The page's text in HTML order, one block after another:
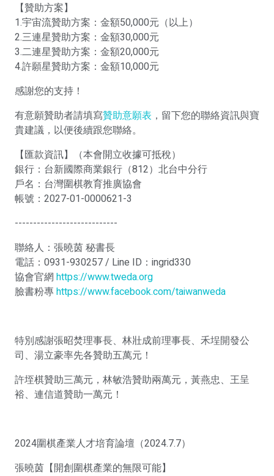
【贊助方案】
1.宇宙流贊助方案：金額50,000元（以上）
2.三連星贊助方案：金額30,000元
3.二連星贊助方案：金額20,000元
4.許願星贊助方案：金額10,000元
感謝您的支持！
有意願贊助者請填寫贊助意願表 ，留下您的聯絡資訊與寶
貴建議，以便後續跟您聯絡。
【匯款資訊】（本會開立收據可抵稅）
銀行：台新國際商業銀行（812）北台中分行
戶名：台灣圍棋教育推廣協會
帳號：2027-01-0000621-3
----------------------------
聯絡人：張曉茵 秘書長
電話：0931-930257 / Line ID：ingrid330
協會官網 https://www.tweda.org
臉書粉專 https://www.facebook.com/taiwanweda
特別感謝張昭焚理事長、林壯成前理事長、禾埕開發公
司、湯立豪率先各贊助五萬元！
許垤棋贊助三萬元，林敏浩贊助兩萬元，黃燕忠、王呈
裕、連信道贊助一萬元！
2024圍棋產業人才培育論壇（2024.7.7）
張曉茵【開創圍棋產業的無限可能】